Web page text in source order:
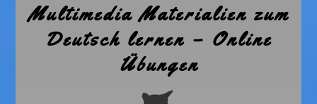
Multimedia Materialien zum
Deutsch lernen – Online
Übungen